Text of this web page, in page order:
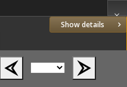
Show details